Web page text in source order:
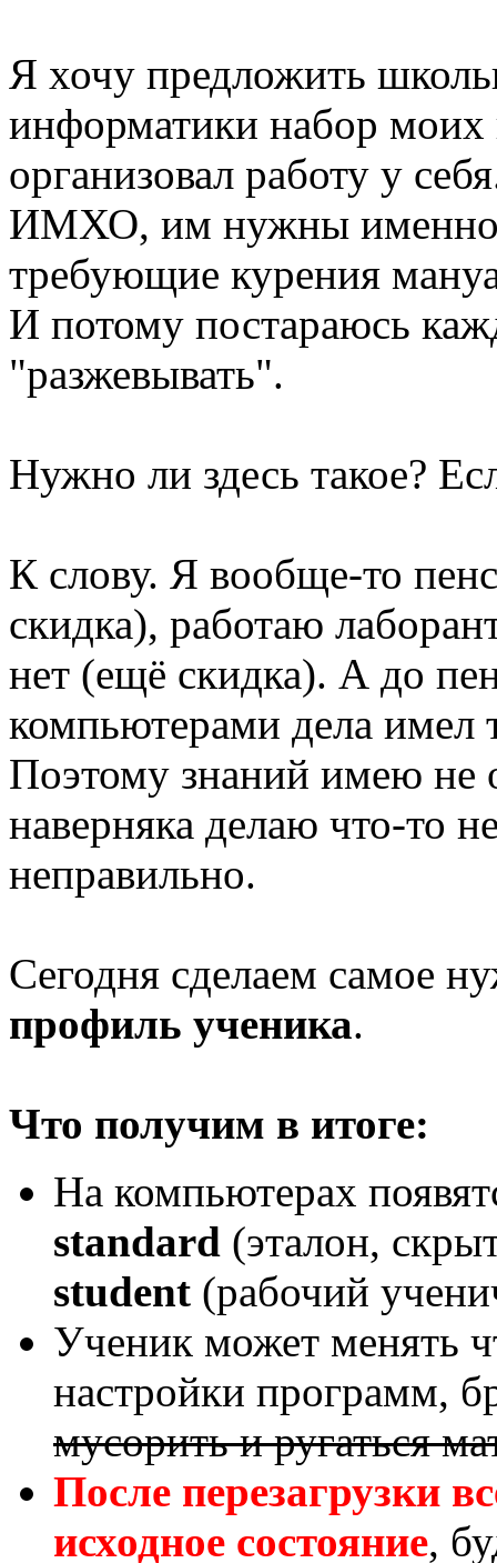
Я хочу предложить
информатики набор
организовал работу у
ИМХО, им нужны именно
требующие курения
И потому постараюсь
"разжевывать".
Нужно ли здесь такое?
К слову. Я вообще-то
скидка), работаю
нет (ещё скидка). А до
компьютерами дела имел
Поэтому знаний имею не
наверняка делаю что-то
неправильно.
Сегодня сделаем самое
профиль ученика.
Что получим в итоге:
На компьютерах
standard (эталон,
student (рабочий
Ученик может менять
настройки программ,
мусорить и ругаться
После перезагрузки
исходное состояние,